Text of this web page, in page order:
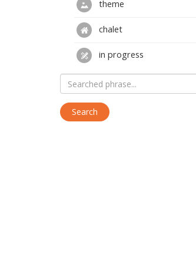
theme
chalet
in progress